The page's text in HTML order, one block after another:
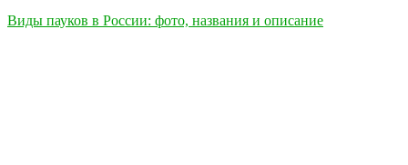
Виды пауков в России: фото, названия и описание